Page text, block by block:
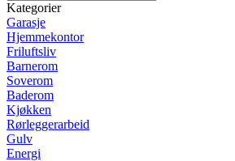
Kategorier
Garasje
Hjemmekontor
Friluftsliv
Barnerom
Soverom
Baderom
Kjøkken
Rørleggerarbeid
Gulv
Energi